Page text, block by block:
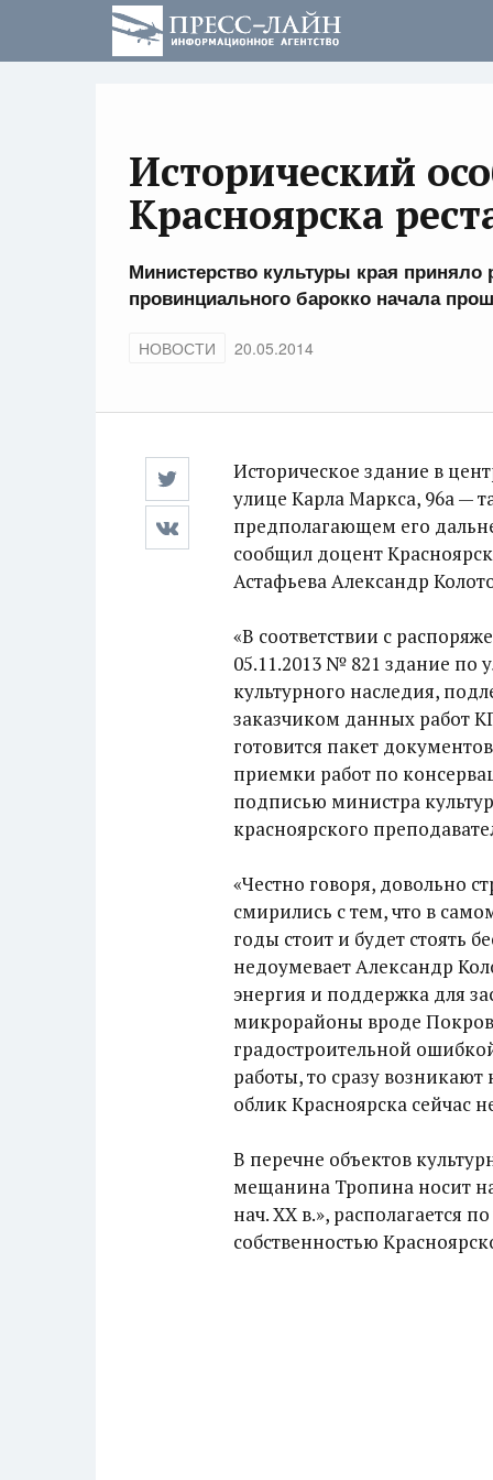
Исторический
Красноярска
Министерство культуры края приняло
провинциального барокко начала
НОВОСТИ 20.05.2014
Историческое здание в
улице Карла Маркса, 96а —
предполагающем его
сообщил доцент
Астафьева Александр
«В соответствии с
05.11.2013 № 821 здание по
культурного наследия,
заказчиком данных работ
готовится пакет
приемки работ по
подписью министра
красноярского
«Честно говоря, довольно
смирились с тем, что в
годы стоит и будет стоять
недоумевает Александр
энергия и поддержка для
микрорайоны вроде
градостроительной
работы, то сразу
облик Красноярска сейчас
В перечне объектов
мещанина Тропина носит
нач. XX в.», располагается
собственностью